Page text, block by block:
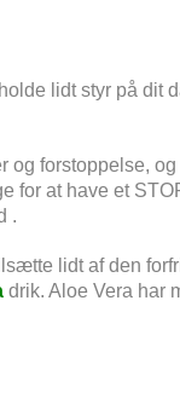
lidt styr på
og forstoppelse,
for at have et
.
lidt af den
drik. Aloe Vera har